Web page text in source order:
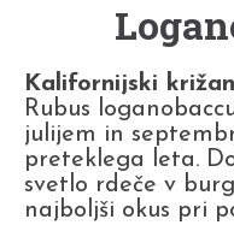
Kalifornijski
Rubus
julijem in
preteklega leta.
svetlo rdeče v
najboljši okus pri